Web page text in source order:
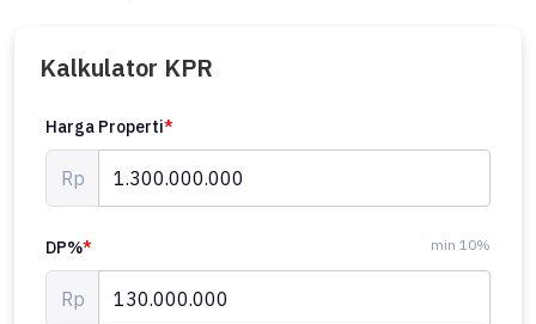
Kalkulator KPR
Harga Properti*
Rp
DP%* min 10%
Rp